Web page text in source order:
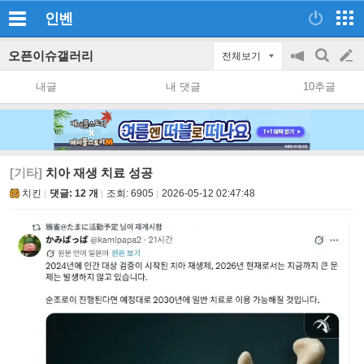
인벤
오픈이슈갤러리 전체보기
공
지
on/off
검
색
글
쓰
내글 내 댓글 10추글
[기타] 치아 재생 치료 성공
치킨 댓글: 12 개 조회: 6905 2026-05-12 02:47:48